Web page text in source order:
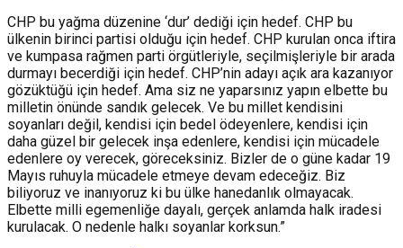
CHP bu yağma düzenine ‘dur’ dediği için hedef. CHP bu
ülkenin birinci partisi olduğu için hedef. CHP kurulan onca iftira
ve kumpasa rağmen parti örgütleriyle, seçilmişleriyle bir arada
durmayı becerdiği için hedef. CHP’nin adayı açık ara kazanıyor
gözüktüğü için hedef. Ama siz ne yaparsınız yapın elbette bu
milletin önünde sandık gelecek. Ve bu millet kendisini
soyanları değil, kendisi için bedel ödeyenlere, kendisi için
daha güzel bir gelecek inşa edenlere, kendisi için mücadele
edenlere oy verecek, göreceksiniz. Bizler de o güne kadar 19
Mayıs ruhuyla mücadele etmeye devam edeceğiz. Biz
biliyoruz ve inanıyoruz ki bu ülke hanedanlık olmayacak.
Elbette milli egemenliğe dayalı, gerçek anlamda halk iradesi
kurulacak. O nedenle halkı soyanlar korksun.”